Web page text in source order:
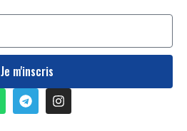
Je m'inscris